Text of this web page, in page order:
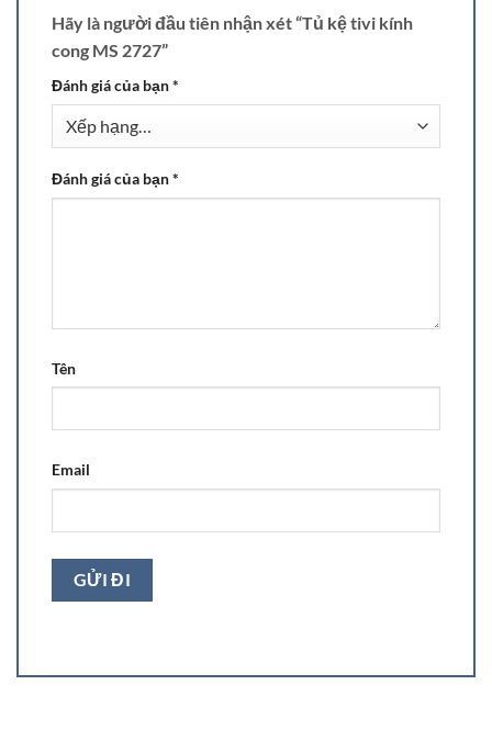
Hãy là người đầu tiên nhận xét “Tủ kệ tivi kính
cong MS 2727”
Đánh giá của bạn*
Đánh giá của bạn*
Tên
Email